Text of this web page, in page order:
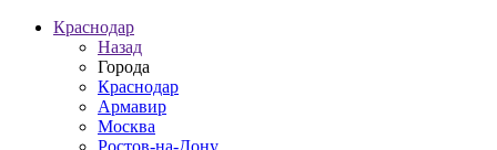
Краснодар
Назад
Города
Краснодар
Армавир
Москва
Ростов-на-Дону